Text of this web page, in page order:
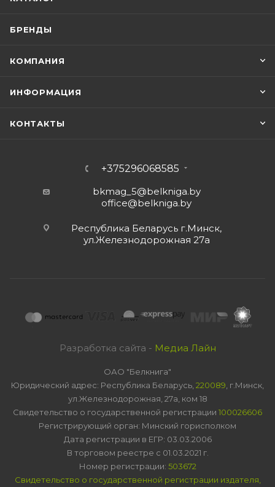
БРЕНДЫ
КОМПАНИЯ
ИНФОРМАЦИЯ
КОНТАКТЫ
+375296068585
bkmag_5@belkniga.by
office@belkniga.by
Республика Беларусь г.Минск,
ул.Железнодорожная 27а
Разработка сайта - Медиа Лайн
ОАО "Белкнига"
Юридический адрес: Республика Беларусь, 220089 , г.Минск,
ул.Железнодорожная, 27а, ком 18
Свидетельство о государственной регистрации 100026606
Регистрирующий орган: Минский горисполком
Дата регистрации в ЕГР: 03.03.2006
В торговом реестре с 01.03.2021 г.
Номер регистрации: 503672
Свидетельство о государственной регистрации издателя,